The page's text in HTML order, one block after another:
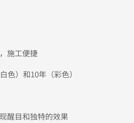
施工便捷
色）和10年（彩色）
醒目和独特的效果